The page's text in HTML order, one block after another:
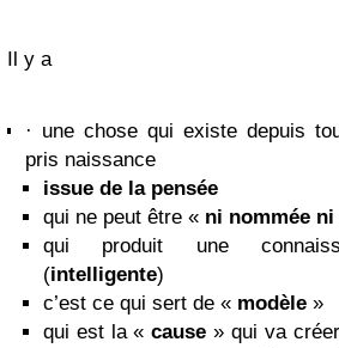
Il y a
· une chose qui existe depuis
pris naissance
issue de la pensée
qui ne peut être « ni nommée
qui produit une
(intelligente)
c’est ce qui sert de « modèle »
qui est la «cause» qui va